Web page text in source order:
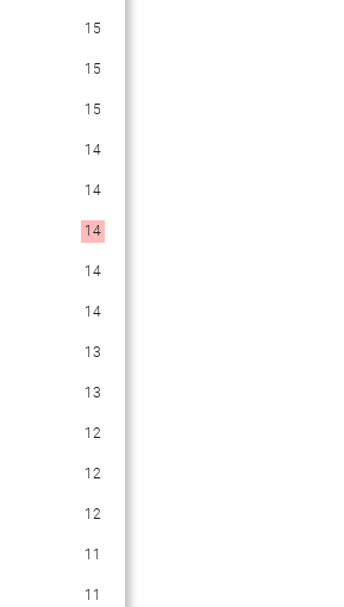
15
15
15
14
14
14
14
14
13
13
12
12
12
11
11